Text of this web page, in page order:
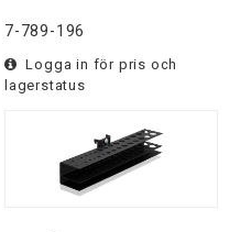
7-789-196
Logga in för pris och
lagerstatus